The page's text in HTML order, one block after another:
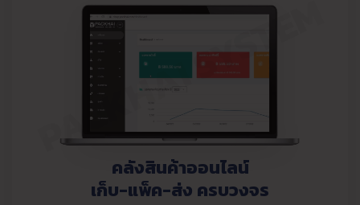
คลังสินค้าออนไลน์
เก็บ-แพ็ค-ส่ง ครบวงจร
PACKHAI SYSTEM